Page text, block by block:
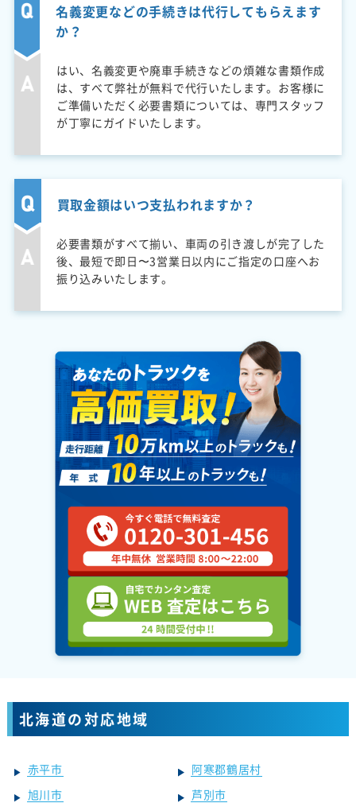
名義変更などの手続きは代行してもらえます
か？
はい、名義変更や廃車手続きなどの煩雑な書類作成
は、すべて弊社が無料で代行いたします。お客様に
ご準備いただく必要書類については、専門スタッフ
が丁寧にガイドいたします。
買取金額はいつ支払われますか？
必要書類がすべて揃い、車両の引き渡しが完了した
後、最短で即日〜3営業日以内にご指定の口座へお
振り込みいたします。
北海道の対応地域
赤平市
阿寒郡鶴居村
旭川市
芦別市